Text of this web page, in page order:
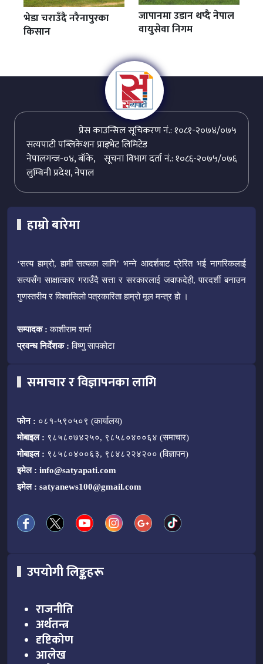
भेडा चराउँदै नरैनापुरका
किसान
जापानमा उडान थप्दै नेपाल
वायुसेवा निगम
प्रेस काउन्सिल सूचिकरण नं.: १०८१-२०७४/०७५
सत्यपाटी पब्लिकेशन प्राइभेट लिमिटेड
सूचना विभाग दर्ता नं.: १०८६-२०७५/०७६
नेपालगन्ज-०४, बाँके,
लुम्बिनी प्रदेश, नेपाल
हाम्रो बारेमा
‘सत्य हाम्रो, हामी सत्यका लागि’ भन्ने आदर्शबाट प्रेरित भई नागरिकलाई
सत्यसँग साक्षात्कार गराउँदै सत्ता र सरकारलाई जवाफदेही, पारदर्शी बनाउन
गुणस्तरीय र विश्वासिलो पत्रकारिता हाम्रो मूल मन्त्र हो ।
सम्पादक : काशीराम शर्मा
प्रवन्ध निर्देशक : विष्णु सापकोटा
समाचार र विज्ञापनका लागि
फोन : ०८१-५९०५०९ (कार्यालय)
मोबाइल : ९८५८०७४२५०, ९८५८०४००६४ (समाचार)
मोबाइल : ९८५८०४००६३, ९८४८२२४२०० (विज्ञापन)
इमेल : info@satyapati.com
इमेल : satyanews100@gmail.com
उपयोगी लिङ्कहरू
राजनीति
अर्थतन्त्र
दृष्टिकोण
आलेख